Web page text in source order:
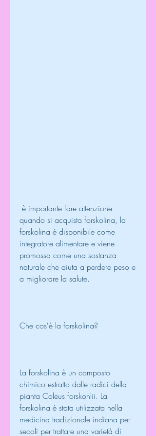
quando si acquista forskolina, la
forskolina è disponibile come
integratore alimentare e viene
promossa come una sostanza
naturale che aiuta a perdere peso e
a migliorare la salute.
Che cos'è la forskolina?
La forskolina è un composto
chimico estratto dalle radici della
pianta Coleus forskohlii. La
forskolina è stata utilizzata nella
medicina tradizionale indiana per
secoli per trattare una varietà di